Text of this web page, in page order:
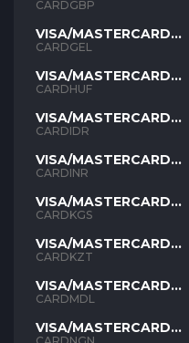
GBP
CARDGBP
VISA/MASTERCARD
GEL
CARDGEL
VISA/MASTERCARD
HUF
CARDHUF
VISA/MASTERCARD
IDR
CARDIDR
VISA/MASTERCARD
INR
CARDINR
VISA/MASTERCARD
KGS
CARDKGS
VISA/MASTERCARD
KZT
CARDKZT
VISA/MASTERCARD
MDL
CARDMDL
VISA/MASTERCARD